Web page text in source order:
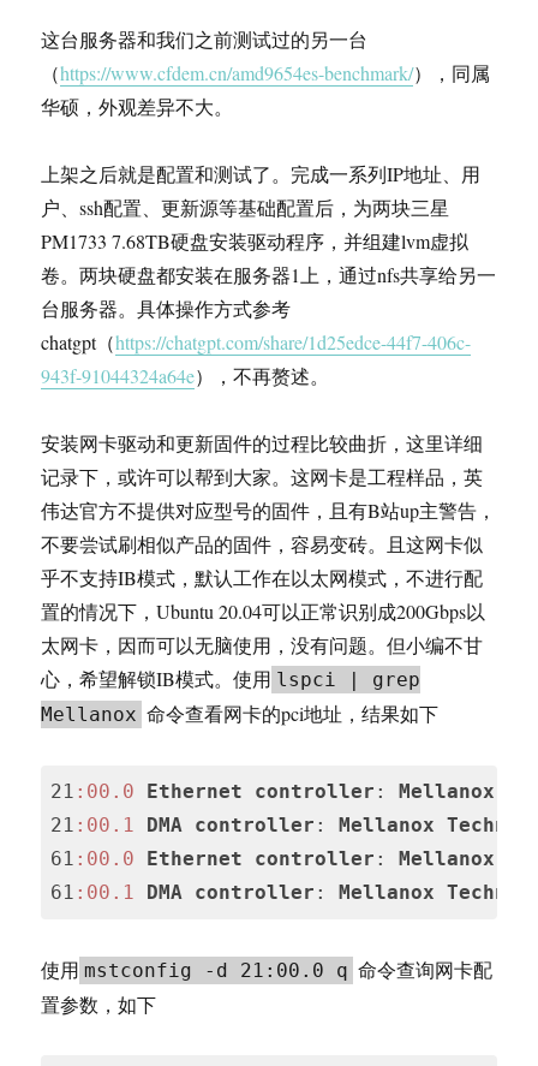
这台服务器和我们之前测试过的另一台
（https://www.cfdem.cn/amd9654es-benchmark/），同属
华硕，外观差异不大。
上架之后就是配置和测试了。完成一系列IP地址、用
户、ssh配置、更新源等基础配置后，为两块三星
PM1733 7.68TB硬盘安装驱动程序，并组建lvm虚拟
卷。两块硬盘都安装在服务器1上，通过nfs共享给另一
台服务器。具体操作方式参考
chatgpt（https://chatgpt.com/share/1d25edce-44f7-406c-
943f-91044324a64e），不再赘述。
安装网卡驱动和更新固件的过程比较曲折，这里详细
记录下，或许可以帮到大家。这网卡是工程样品，英
伟达官方不提供对应型号的固件，且有B站up主警告，
不要尝试刷相似产品的固件，容易变砖。且这网卡似
乎不支持IB模式，默认工作在以太网模式，不进行配
置的情况下，Ubuntu 20.04可以正常识别成200Gbps以
太网卡，因而可以无脑使用，没有问题。但小编不甘
心，希望解锁IB模式。使用 lspci | grep
Mellanox 命令查看网卡的pci地址，结果如下
21 :00.0 Ethernet controller : Mellanox
21 :00.1 DMA controller : Mellanox
61 :00.0 Ethernet controller : Mellanox
61 :00.1 DMA controller : Mellanox
language:
CSS
(css)
使用 mstconfig -d 21:00.0 q 命令查询网卡配
置参数，如下